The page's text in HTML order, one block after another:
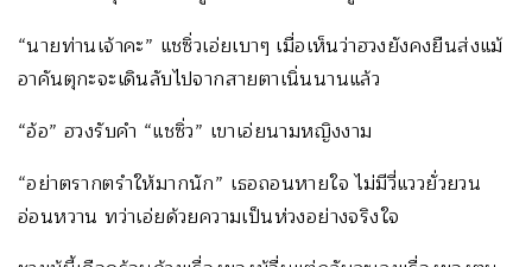
“นายท่านเจ้าคะ” แชซิ่วเอ่ยเบาๆ เมื่อเห็นว่าฮวงยังคงยืนส่งแม้
อาคันตุกะจะเดินลับไปจากสายตาเนิ่นนานแล้ว
“อ้อ” ฮวงรับคำ “แชซิ่ว” เขาเอ่ยนามหญิงงาม
“อย่าตรากตรำให้มากนัก” เธอถอนหายใจ ไม่มีวี่แววยั่วยวน
อ่อนหวาน ทว่าเอ่ยด้วยความเป็นห่วงอย่างจริงใจ